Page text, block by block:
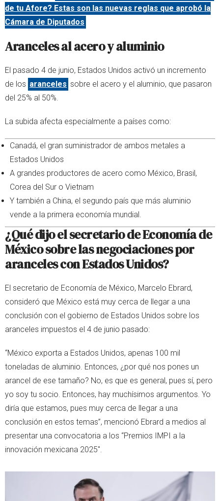
de tu Afore? Estas son las nuevas reglas que aprobó la
Cámara de Diputados
Aranceles al acero y aluminio
El pasado 4 de junio, Estados Unidos activó un incremento
de los aranceles sobre el acero y el aluminio, que pasaron
del 25% al 50%.
La subida afecta especialmente a países como:
Canadá, el gran suministrador de ambos metales a
Estados Unidos
A grandes productores de acero como México, Brasil,
Corea del Sur o Vietnam
Y también a China, el segundo país que más aluminio
vende a la primera economía mundial.
¿Qué dijo el secretario de Economía de
México sobre las negociaciones por
aranceles con Estados Unidos?
El secretario de Economía de México, Marcelo Ebrard,
consideró que México está muy cerca de llegar a una
conclusión con el gobierno de Estados Unidos sobre los
aranceles impuestos el 4 de junio pasado:
“México exporta a Estados Unidos, apenas 100 mil
toneladas de aluminio. Entonces, ¿por qué nos pones un
arancel de ese tamaño? No, es que es general, pues sí, pero
yo soy tu socio. Entonces, hay muchísimos argumentos. Yo
diría que estamos, pues muy cerca de llegar a una
conclusión en estos temas”, mencionó Ebrard a medios al
presentar una convocatoria a los “Premios IMPI a la
innovación mexicana 2025".